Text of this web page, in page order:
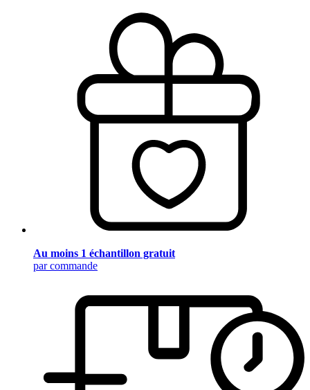
Au moins 1 échantillon gratuit
par commande